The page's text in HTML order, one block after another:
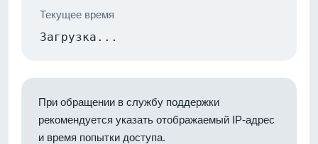
Текущее время
Загрузка...
При обращении в службу поддержки
рекомендуется указать отображаемый IP-адрес
и время попытки доступа.